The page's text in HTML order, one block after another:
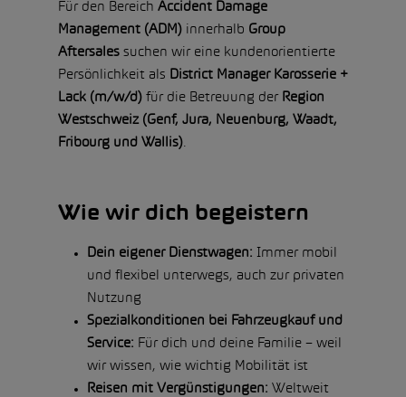
Für den Bereich Accident Damage
Management (ADM) innerhalb Group
Aftersales suchen wir eine kundenorientierte
Persönlichkeit als District Manager Karosserie +
Lack (m/w/d) für die Betreuung der Region
Westschweiz (Genf, Jura, Neuenburg, Waadt,
Fribourg und Wallis).
Wie wir dich begeistern
Dein eigener Dienstwagen: Immer mobil
und flexibel unterwegs, auch zur privaten
Nutzung
Spezialkonditionen bei Fahrzeugkauf und
Service: Für dich und deine Familie – weil
wir wissen, wie wichtig Mobilität ist
Reisen mit Vergünstigungen: Weltweit